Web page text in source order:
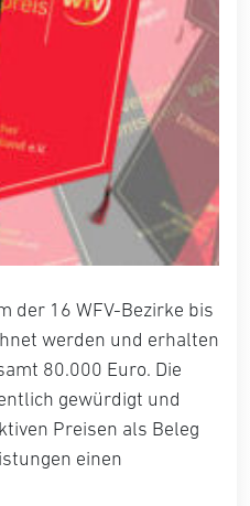
der 16 WFV-Bezirke bis
werden und erhalten
80.000 Euro. Die
gewürdigt und
Preisen als Beleg
einen